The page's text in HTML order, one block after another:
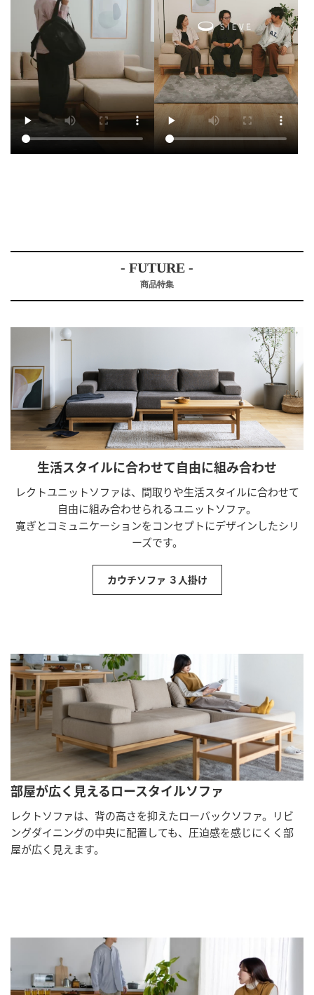
- FUTURE -
商品特集
生活スタイルに合わせて自由に組み合わせ
レクトユニットソファは、間取りや生活スタイルに合わせて
自由に組み合わせられるユニットソファ。
寛ぎとコミュニケーションをコンセプトにデザインしたシリ
ーズです。
カウチソファ ３人掛け
部屋が広く見えるロースタイルソファ
レクトソファは、背の高さを抑えたローバックソファ。リビ
ングダイニングの中央に配置しても、圧迫感を感じにくく部
屋が広く見えます。